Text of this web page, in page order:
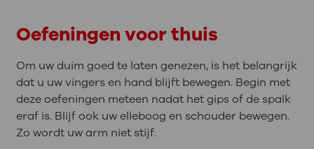
Oefeningen voor thuis
Om uw duim goed te laten genezen, is het belangrijk
dat u uw vingers en hand blijft bewegen. Begin met
deze oefeningen meteen nadat het gips of de spalk
eraf is. Blijf ook uw elleboog en schouder bewegen.
Zo wordt uw arm niet stijf.